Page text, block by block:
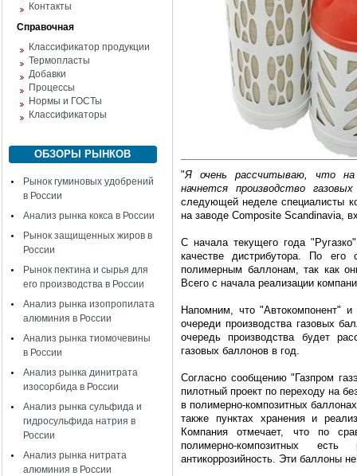
Контакты
Справочная
Классификатор продукции
Термопласты
Добавки
Процессы
Нормы и ГОСТы
Классификаторы
ОБЗОРЫ РЫНКОВ
Рынок гуминовых удобрений
в России
Анализ рынка кокса в России
Рынок защищенных жиров в
России
Рынок пектина и сырья для
его производства в России
Анализ рынка изопропилата
алюминия в России
Анализ рынка тиомочевины
в России
Анализ рынка динитрата
изосорбида в России
Анализ рынка сульфида и
гидросульфида натрия в
России
Анализ рынка нитрата
алюминия в России
"Я очень рассчитываю, что на
начнется производство газовых
следующей неделе специалисты
на заводе Composite Scandinavia,
С начала текущего года
качестве дистрибутора. По
полимерным баллонам, так как
Всего с начала реализации
Напомним, что "Автокомпонент" и
очереди производства газовых
очередь производства будет
газовых баллонов в год.
Согласно сообщению "Газпром
пилотный проект по переходу на
в полимерно-композитных
также пунктах хранения и
Компания отмечает, что по
полимерно-композитных
антикоррозийность. Эти баллоны